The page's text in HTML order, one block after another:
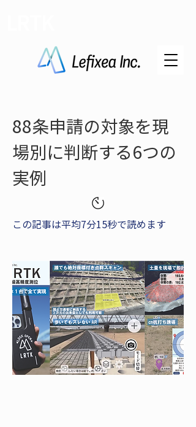
88条申請の対象を現
場別に判断する6つの
実例
この記事は平均7分15秒で読めます